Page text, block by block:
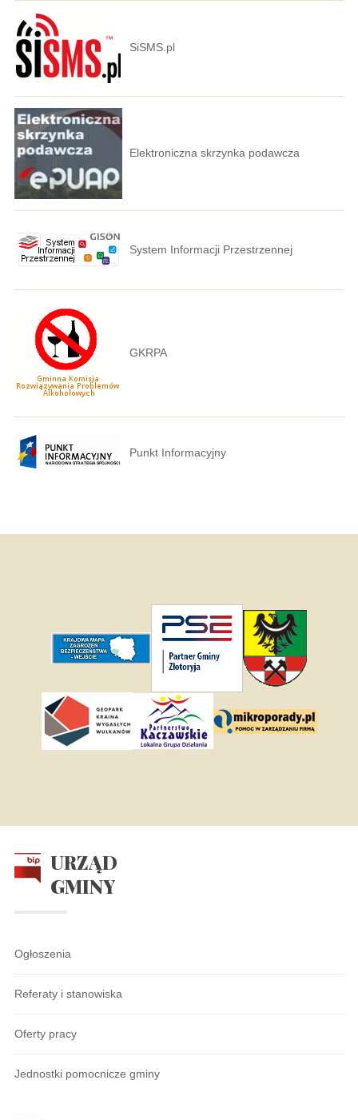
SiSMS.pl
Elektroniczna skrzynka podawcza
System Informacji Przestrzennej
GKRPA
Punkt Informacyjny
URZĄD
GMINY
Ogłoszenia
Referaty i stanowiska
Oferty pracy
Jednostki pomocnicze gminy